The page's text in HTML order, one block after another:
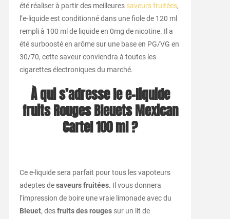
été réaliser à partir des meilleures saveurs fruitées,
l’e-liquide est conditionné dans une fiole de 120 ml
rempli à 100 ml de liquide en 0mg de nicotine. Il a
été surboosté en arôme sur une base en PG/VG en
30/70, cette saveur conviendra à toutes les
cigarettes électroniques du marché.
À qui s’adresse le e-liquide
fruits Rouges Bleuets Mexican
Cartel 100 ml ?
Ce e-liquide sera parfait pour tous les vapoteurs
adeptes desaveurs fruitées. Il vous donnera
l’impression de boire une vraie limonade avec du
Bleuet, desfruits des rouges sur un lit de